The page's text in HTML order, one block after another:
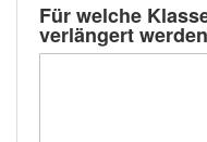
Für welche
verlängert werden